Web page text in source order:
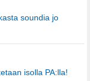
soundia jo
isolla PA:lla!